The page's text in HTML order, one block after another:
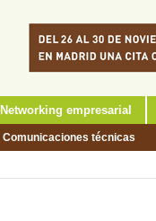
Networking empresarial
Comunicaciones técnicas